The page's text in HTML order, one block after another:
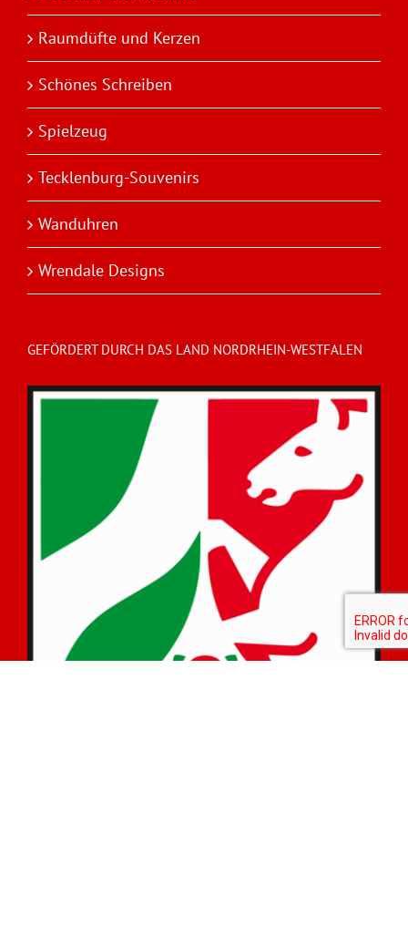
Raumdüfte und Kerzen
Schönes Schreiben
Spielzeug
Tecklenburg-Souvenirs
Wanduhren
Wrendale Designs
GEFÖRDERT DURCH DAS LAND NORDRHEIN-WESTFALEN